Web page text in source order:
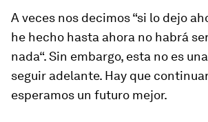
A veces nos decimos “si lo dejo
he hecho hasta ahora no habrá
nada“. Sin embargo, esta no es
seguir adelante. Hay que
esperamos un futuro mejor.